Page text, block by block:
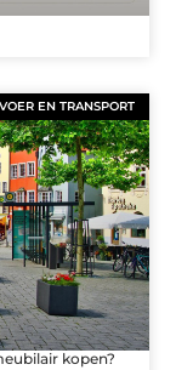
EN TRANSPORT
kopen?